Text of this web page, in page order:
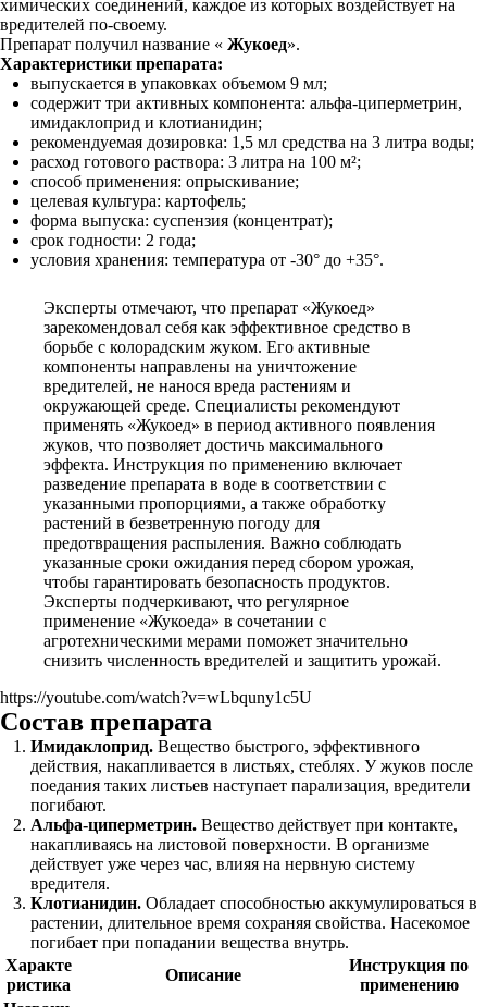
химических соединений, каждое из которых воздействует на
вредителей по-своему.
Препарат получил название « Жукоед».
Характеристики препарата:
выпускается в упаковках объемом 9 мл;
содержит три активных компонента: альфа-циперметрин,
имидаклоприд и клотианидин;
рекомендуемая дозировка: 1,5 мл средства на 3 литра воды;
расход готового раствора: 3 литра на 100 м²;
способ применения: опрыскивание;
целевая культура: картофель;
форма выпуска: суспензия (концентрат);
срок годности: 2 года;
условия хранения: температура от -30° до +35°.
Эксперты отмечают, что препарат «Жукоед»
зарекомендовал себя как эффективное средство в
борьбе с колорадским жуком. Его активные
компоненты направлены на уничтожение
вредителей, не нанося вреда растениям и
окружающей среде. Специалисты рекомендуют
применять «Жукоед» в период активного появления
жуков, что позволяет достичь максимального
эффекта. Инструкция по применению включает
разведение препарата в воде в соответствии с
указанными пропорциями, а также обработку
растений в безветренную погоду для
предотвращения распыления. Важно соблюдать
указанные сроки ожидания перед сбором урожая,
чтобы гарантировать безопасность продуктов.
Эксперты подчеркивают, что регулярное
применение «Жукоеда» в сочетании с
агротехническими мерами поможет значительно
снизить численность вредителей и защитить урожай.
https://youtube.com/watch?v=wLbquny1c5U
Состав препарата
Имидаклоприд. Вещество быстрого, эффективного
действия, накапливается в листьях, стеблях. У жуков после
поедания таких листьев наступает парализация, вредители
погибают.
Альфа-циперметрин. Вещество действует при контакте,
накапливаясь на листовой поверхности. В организме
действует уже через час, влияя на нервную систему
вредителя.
Клотианидин. Обладает способностью аккумулироваться в
растении, длительное время сохраняя свойства. Насекомое
погибает при попадании вещества внутрь.
Характе
ристика
Описание
Инструкция по
применению